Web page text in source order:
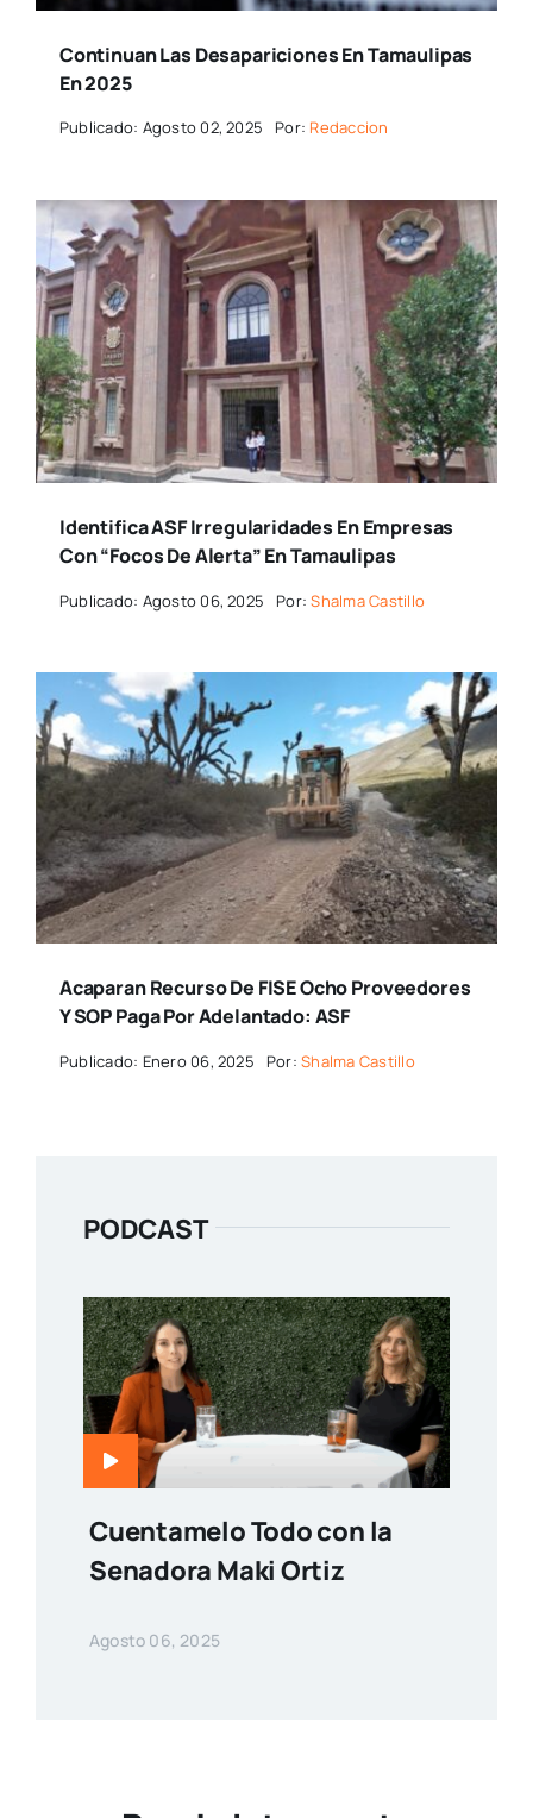
Continuan Las Desapariciones En Tamaulipas
En 2025
Publicado: Agosto 02, 2025 Por: Redaccion
Identifica ASF Irregularidades En Empresas
Con “focos De Alerta” En Tamaulipas
Publicado: Agosto 06, 2025 Por:Shalma Castillo
Acaparan Recurso De FISE Ocho Proveedores
Y SOP Paga Por Adelantado: ASF
Publicado: Enero 06, 2025 Por:Shalma Castillo
PODCAST
Cuentamelo Todo con la
Senadora Maki Ortiz
Agosto 06, 2025